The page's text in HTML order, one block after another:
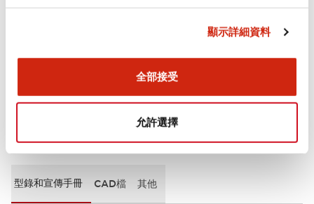
顯示詳細資料
全部接受
允許選擇
型錄和宣傳手冊 CAD檔 其他